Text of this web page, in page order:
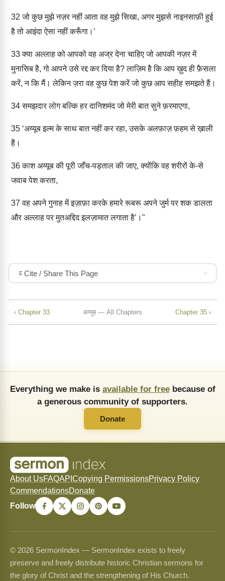
32 जो कुछ मुझे नज़र नहीं आता वह मुझे सिखा, अगर मुझसे नाइनसाफ़ी हुई
है तो आइंदा ऐसा नहीं करूँगा।’
33क्या अल्लाह को आपको वह अज्र देना चाहिए जो आपकी नज़र में
मुनासिब है, गो आपने उसे रद्द कर दिया है? लाज़िम है कि आप ख़ुद ही फ़ैसला
करें, न कि मैं। लेकिन ज़रा वह कुछ पेश करें जो कुछ आप सहीह समझते हैं।
34समझदार लोग बल्कि हर दानिशमंद जो मेरी बात सुने फ़रमाएगा,
35 ‘अय्यूब इल्म के साथ बात नहीं कर रहा, उसके अलफ़ाज़ फ़हम से ख़ाली
हैं।
36काश अय्यूब की पूरी जाँच-पड़ताल की जाए, क्योंकि वह शरीरों के-से
जवाब पेश करता,
37 वह अपने गुनाह में इज़ाफ़ा करके हमारे रूबरू अपने जुर्म पर शक डालता
और अल्लाह पर मुतअद्दिद इलज़ामात लगाता है’।"
Cite / Share This Page
‹ Chapter 33 अय्यूब — All Chapters Chapter 35 ›
Everything we make is available for freebecause of
a generous community of supporters.
Donate
About UsFAQAPI Copying PermissionsPrivacy Policy
CommendationsDonate
Follow
© 2026 SermonIndex — SermonIndex exists to freely
preserve and freely distribute historic Christian sermons for
the glory of Christ and the strengthening of His Church.